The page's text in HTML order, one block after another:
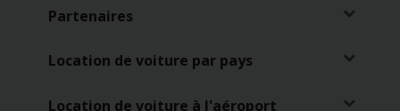
Location
Partenaires
Location de voiture par pays
Location de voiture à l'aéroport